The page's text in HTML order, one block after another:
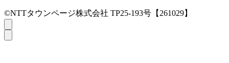
©NTTタウンページ株式会社 TP25-193号【261029】